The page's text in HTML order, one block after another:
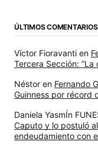
ÚLTIMOS COMENTARIOS
Víctor Fioravanti en
Tercera Sección:
Néstor en Fernando
Guinness por récord
Daniela YasmÍn
Caputo y lo postuló
endeudamiento con